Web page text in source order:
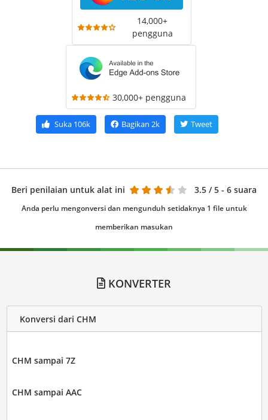
14,000+
pengguna
30,000+ pengguna
Suka106k Bagikan 2k Tweet
Beri penilaian untuk alat ini 3.5 / 5 - 6 suara
Anda perlu mengonversi dan mengunduh setidaknya 1 file untuk
memberikan masukan
KONVERTER
Konversi dari CHM
CHM sampai 7Z
CHM sampai AAC